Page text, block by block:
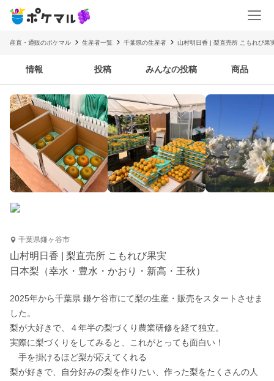
産直・通販のポケマル 生産者一覧 千葉県の生産者 山村明日香 | 梨直売所 こもれび果
情報 投稿 みんなの投稿 商品
千葉県鎌ヶ谷市
山村明日香 | 梨直売所 こもれび果実
日本梨（幸水・豊水・かおり・新高・王秋）
2025年から千葉県 鎌ケ谷市にて梨の生産・販売をスタートさせま
した。
梨が大好きで、４年半の梨づくり農業研修を経て独立。
実際に梨づくりをしてみると、これがとっても面白い！
手を掛けるほど梨が応えてくれる
梨が好きで、自分好みの梨を作りたい、作った梨をたくさんの人